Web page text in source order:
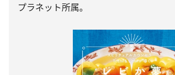
プラネット所属。